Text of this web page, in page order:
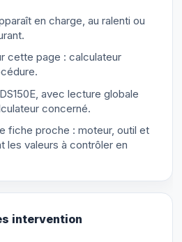
en charge, au ralenti ou
cette page : calculateur
avec lecture globale
concerné.
fiche proche : moteur, outil et
les valeurs à contrôler en
intervention